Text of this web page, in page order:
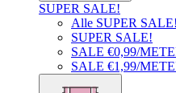
SUPER SALE!
Alle SUPER
SUPER SALE!
SALE €0,99/
SALE €1,99/